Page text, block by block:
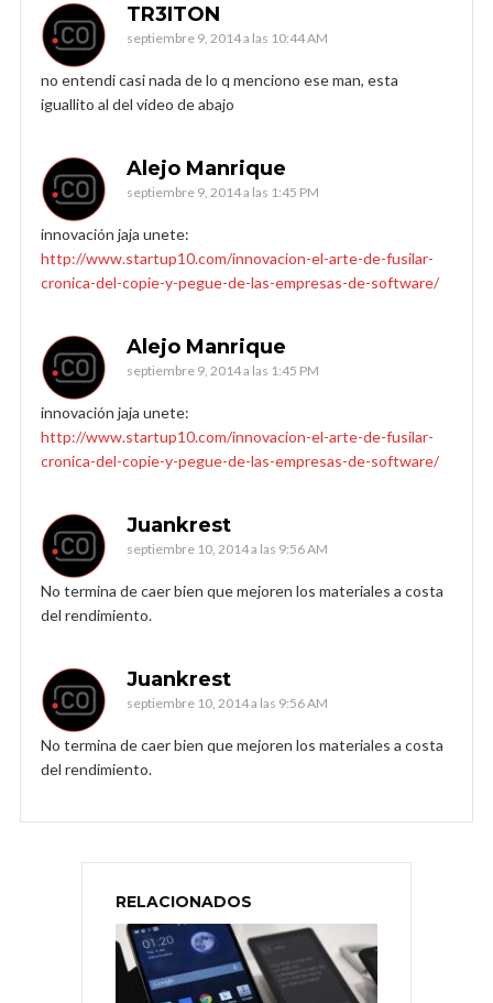
TR3ITON
septiembre 9, 2014 a las 10:44 AM
no entendi casi nada de lo q menciono ese man, esta
iguallito al del video de abajo
Alejo Manrique
septiembre 9, 2014 a las 1:45 PM
innovación jaja unete:
http://www.startup10.com/innovacion-el-arte-de-fusilar-
cronica-del-copie-y-pegue-de-las-empresas-de-software/
Alejo Manrique
septiembre 9, 2014 a las 1:45 PM
innovación jaja unete:
http://www.startup10.com/innovacion-el-arte-de-fusilar-
cronica-del-copie-y-pegue-de-las-empresas-de-software/
Juankrest
septiembre 10, 2014 a las 9:56 AM
No termina de caer bien que mejoren los materiales a costa
del rendimiento.
Juankrest
septiembre 10, 2014 a las 9:56 AM
No termina de caer bien que mejoren los materiales a costa
del rendimiento.
RELACIONADOS